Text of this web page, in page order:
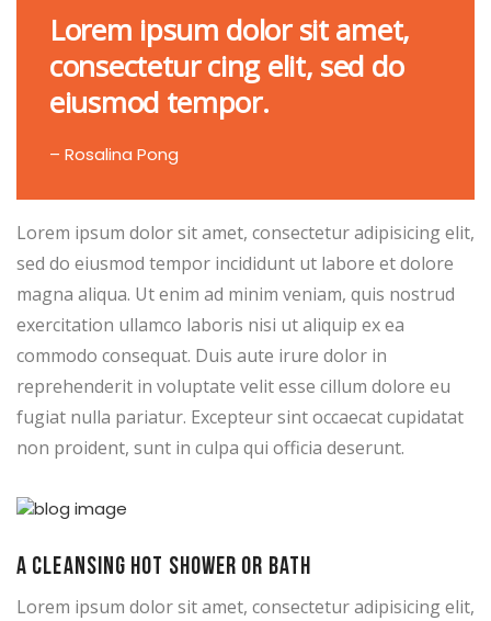
Lorem ipsum dolor sit amet,
consectetur cing elit, sed do
eiusmod tempor.
– Rosalina Pong
Lorem ipsum dolor sit amet, consectetur adipisicing elit,
sed do eiusmod tempor incididunt ut labore et dolore
magna aliqua. Ut enim ad minim veniam, quis nostrud
exercitation ullamco laboris nisi ut aliquip ex ea
commodo consequat. Duis aute irure dolor in
reprehenderit in voluptate velit esse cillum dolore eu
fugiat nulla pariatur. Excepteur sint occaecat cupidatat
non proident, sunt in culpa qui officia deserunt.
A cleansing hot shower or bath
Lorem ipsum dolor sit amet, consectetur adipisicing elit,